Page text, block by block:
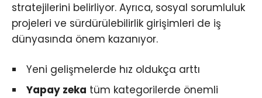
stratejilerini belirliyor. Ayrıca, sosyal sorumluluk
projeleri ve sürdürülebilirlik girişimleri de iş
dünyasında önem kazanıyor.
Yeni gelişmelerde hız oldukça arttı
Yapay zeka tüm kategorilerde önemli